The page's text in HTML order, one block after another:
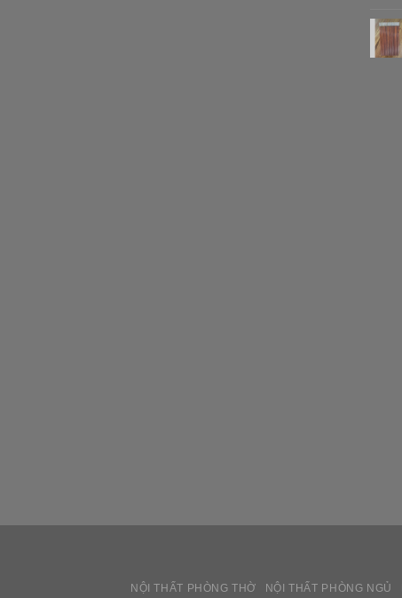
NỘI THẤT PHÒNG THỜ NỘI THẤT PHÒNG NGỦ